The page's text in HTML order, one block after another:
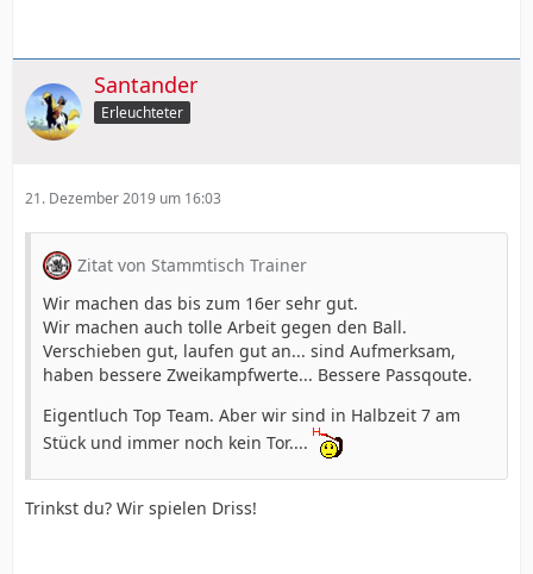
Santander
Erleuchteter
21. Dezember 2019 um 16:03
Zitat von Stammtisch Trainer
Wir machen das bis zum 16er sehr gut.
Wir machen auch tolle Arbeit gegen den Ball.
Verschieben gut, laufen gut an... sind Aufmerksam,
haben bessere Zweikampfwerte... Bessere Passqoute.
Eigentluch Top Team. Aber wir sind in Halbzeit 7 am
Stück und immer noch kein Tor....
Trinkst du? Wir spielen Driss!